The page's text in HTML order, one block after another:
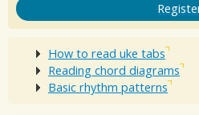
How to read uke tabs
Reading chord diagrams
Basic rhythm patterns